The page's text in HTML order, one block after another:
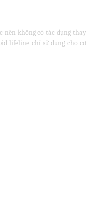
nên không có tác dụng thay
lifeline chỉ sử dụng cho cơ